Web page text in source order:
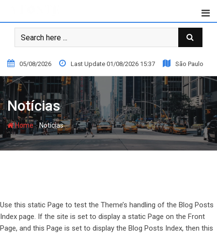
content
05/08/2026 Last Update 01/08/2026 15:37 São Paulo
Notícias
Home-Notícias
Use this static Page to test the Theme’s handling of the Blog Posts
Index page. If the site is set to display a static Page on the Front
Page, and this Page is set to display the Blog Posts Index, then this